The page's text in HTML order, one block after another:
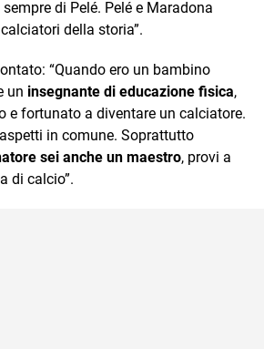
di Pelé. Pelé e Maradona
della storia”.
“Quando ero un bambino
un insegnante di educazione fisica,
e fortunato a diventare un calciatore.
in comune. Soprattutto
sei anche un maestro, provi a
di calcio”.